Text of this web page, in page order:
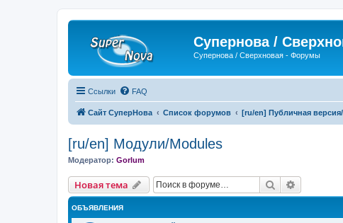
Супернова /
Супернова / Сверхновая - Форумы
Ссылки FAQ
Сайт СуперНова Список форумов [ru/en] Публичная
[ru/en] Модули/Modules
Модератор: Gorlum
Новая тема Поиск
ОБЪЯВЛЕНИЯ